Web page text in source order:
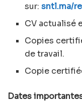
sur:sntl.ma/
CV actualisé
Copies
de travail.
Copie
Dates